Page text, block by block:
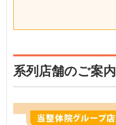
系列店舗のご案内